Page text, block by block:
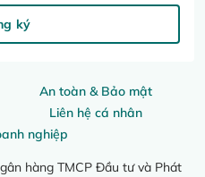
An toàn & Bảo mật
Liên hệ cá nhân
nghiệp
hàng TMCP Đầu tư và Phát
ký